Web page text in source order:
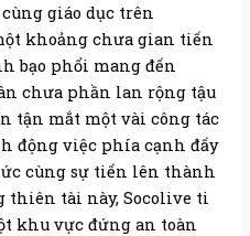
giáo dục trên
khoảng chưa gian tiến
bạo phổi mang đến
chưa phần lan rộng tậu
tận mắt một vài công tác
động việc phía cạnh đấy
cùng sự tiến lên thành
thiên tài này, Socolive ti
khu vực đứng an toàn